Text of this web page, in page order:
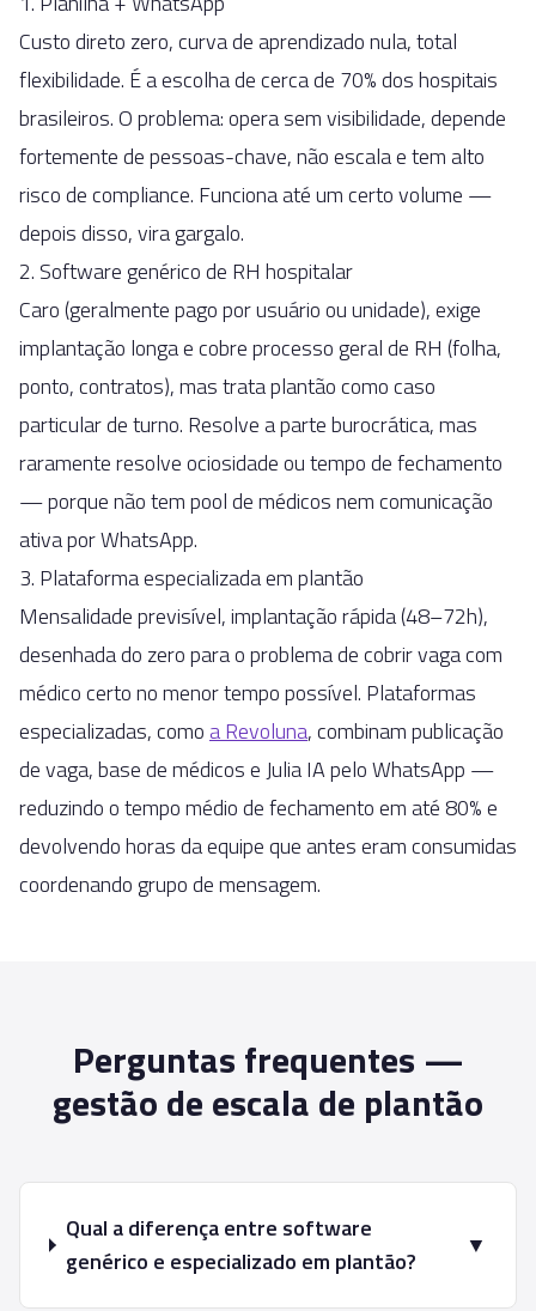
Custo direto zero, curva de aprendizado nula, total
flexibilidade. É a escolha de cerca de 70% dos hospitais
brasileiros. O problema: opera sem visibilidade, depende
fortemente de pessoas-chave, não escala e tem alto
risco de compliance. Funciona até um certo volume —
depois disso, vira gargalo.
2. Software genérico de RH hospitalar
Caro (geralmente pago por usuário ou unidade), exige
implantação longa e cobre processo geral de RH (folha,
ponto, contratos), mas trata plantão como caso
particular de turno. Resolve a parte burocrática, mas
raramente resolve ociosidade ou tempo de fechamento
— porque não tem pool de médicos nem comunicação
ativa por WhatsApp.
3. Plataforma especializada em plantão
Mensalidade previsível, implantação rápida (48–72h),
desenhada do zero para o problema de cobrir vaga com
médico certo no menor tempo possível. Plataformas
especializadas, como a Revoluna, combinam publicação
de vaga, base de médicos e Julia IA pelo WhatsApp —
reduzindo o tempo médio de fechamento em até 80% e
devolvendo horas da equipe que antes eram consumidas
coordenando grupo de mensagem.
Perguntas frequentes —
gestão de escala de plantão
Qual a diferença entre software
genérico e especializado em plantão?
▼